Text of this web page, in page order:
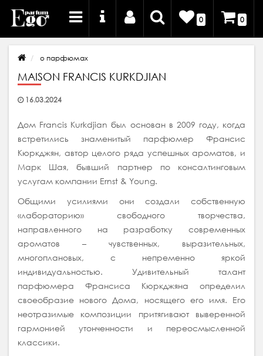
0 0
о парфюмах
MAISON FRANCIS KURKDJIAN
16.03.2024
Дом Francis Kurkdjian был основан в 2009 году, когда
встретились знаменитый парфюмер Франсис
Кюркджян, автор целого ряда успешных ароматов, и
Марк Шая, бывший партнер по консалтинговым
услугам компании Ernst & Young.
Общими усилиями они создали собственную
«лабораторию» свободного творчества,
направленного на разработку современных
ароматов – чувственных, выразительных,
многоплановых, с непременно яркой
индивидуальностью. Удивительный талант
парфюмера Франсиса Кюркджяна определил
своеобразие нового Дома, носящего его имя. Его
неотразимые композиции притягивают выверенной
гармонией утонченности и переосмысленной
классики.